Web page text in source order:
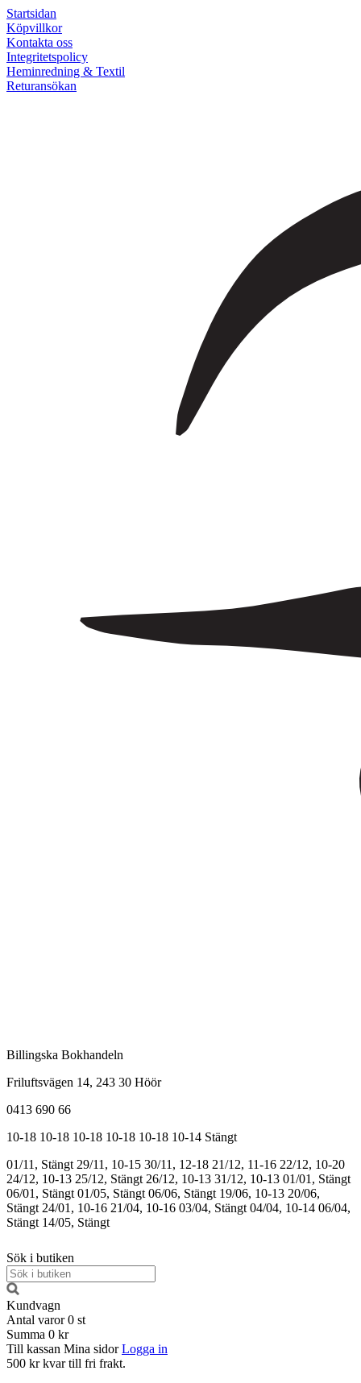
Startsidan
Köpvillkor
Kontakta oss
Integritetspolicy
Heminredning & Textil
Returansökan
Billingska Bokhandeln
Friluftsvägen 14, 243 30 Höör
0413 690 66
10-18 10-18 10-18 10-18 10-18 10-14 Stängt
01/11, Stängt 29/11, 10-15 30/11, 12-18 21/12, 11-16 22/12, 10-20
24/12, 10-13 25/12, Stängt 26/12, 10-13 31/12, 10-13 01/01, Stängt
06/01, Stängt 01/05, Stängt 06/06, Stängt 19/06, 10-13 20/06,
Stängt 24/01, 10-16 21/04, 10-16 03/04, Stängt 04/04, 10-14 06/04,
Stängt 14/05, Stängt
Sök i butiken
Kundvagn
Antal varor 0 st
Summa 0 kr
Till kassan Mina sidor Logga in
500 kr kvar till fri frakt.